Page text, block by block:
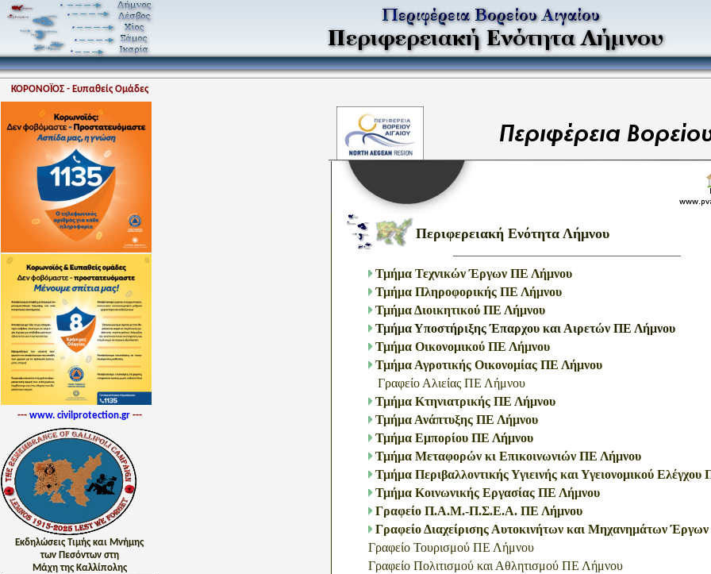
ΚΟΡΟΝΟΪΟΣ - Ευπαθείς Ομάδες
--- www. civilprotection.gr---
Εκδηλώσεις Τιμής και Μνήμης
των Πεσόντων στη
Μάχη της Καλλίπολης
Περιφερειακή Ενότητα Λήμνου
Τμήμα Τεχνικών Έργων ΠΕ Λήμνου
Τμήμα Πληροφορικής ΠΕ Λήμνου
Τμήμα Διοικητικού ΠΕ Λήμνου
Τμήμα Υποστήριξης Έπαρχου και Αιρετών ΠΕ Λήμνου
Τμήμα Οικονομικού ΠΕ Λήμνου
Τμήμα Αγροτικής Οικονομίας ΠΕ Λήμνου
Γραφείο Αλιείας ΠΕ Λήμνου
Τμήμα Κτηνιατρικής ΠΕ Λήμνου
Τμήμα Ανάπτυξης ΠΕ Λήμνου
Τμήμα Εμπορίου ΠΕ Λήμνου
Τμήμα Μεταφορών κι Επικοινωνιών ΠΕ Λήμνου
Τμήμα Περιβαλλοντικής Υγιεινής και Υγειονομικού
Τμήμα Κοινωνικής Εργασίας ΠΕ Λήμνου
Γραφείο Π.Α.Μ.-Π.Σ.Ε.Α. ΠΕ Λήμνου
Γραφείο Διαχείρισης Αυτοκινήτων και Μηχανημάτων Έργων
Γραφείο Τουρισμού ΠΕ Λήμνου
Γραφείο Πολιτισμού και Αθλητισμού ΠΕ Λήμνου